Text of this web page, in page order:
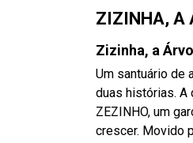
ZIZINHA, A
Zizinha, a
Um santuário de
duas histórias. A
ZEZINHO, um
crescer. Movido